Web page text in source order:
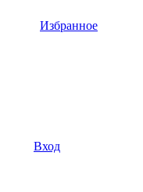
Избранное
Вход